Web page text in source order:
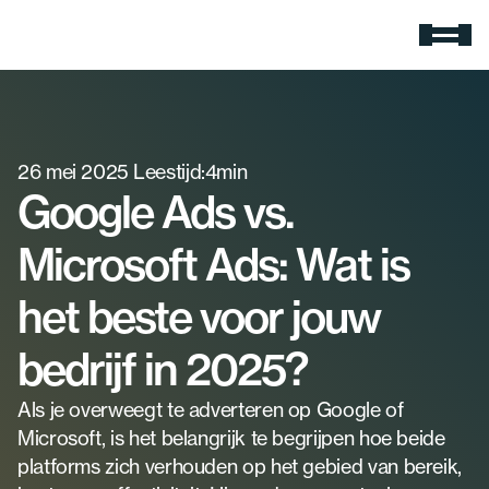
Cases
Zoekmachine optimalisatie
Social media advertising
Gerichte ads voor jouw doelgroep
E-mail marketing
AI-zoekmachine optimalisatie
Over Extendure
Over ons
26 mei 2025 Leestijd:4min
Google Ads vs.
Microsoft Ads: Wat is
het beste voor jouw
bedrijf in 2025?
Als je overweegt te adverteren op Google of
Microsoft, is het belangrijk te begrijpen hoe beide
platforms zich verhouden op het gebied van bereik,